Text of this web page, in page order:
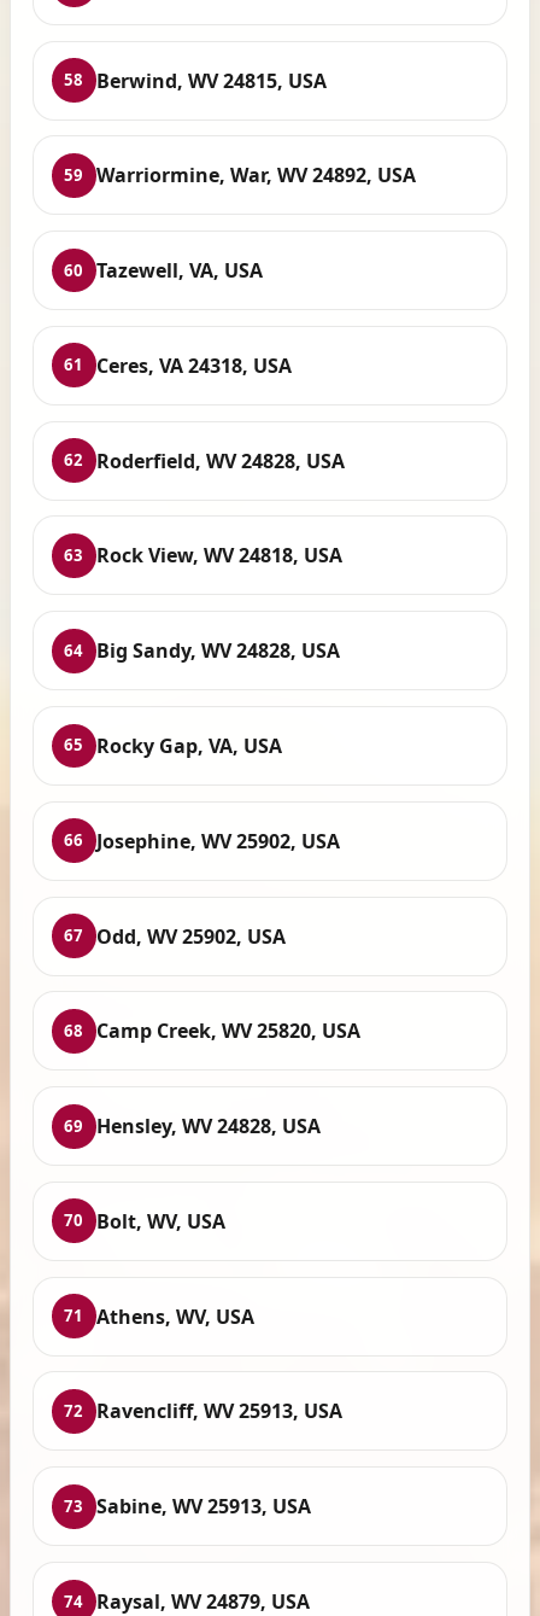
58 Berwind, WV 24815, USA
59 Warriormine, War, WV 24892, USA
60 Tazewell, VA, USA
61 Ceres, VA 24318, USA
62 Roderfield, WV 24828, USA
63 Rock View, WV 24818, USA
64 Big Sandy, WV 24828, USA
65 Rocky Gap, VA, USA
66 Josephine, WV 25902, USA
67 Odd, WV 25902, USA
68 Camp Creek, WV 25820, USA
69 Hensley, WV 24828, USA
70 Bolt, WV, USA
71 Athens, WV, USA
72 Ravencliff, WV 25913, USA
73 Sabine, WV 25913, USA
74 Raysal, WV 24879, USA